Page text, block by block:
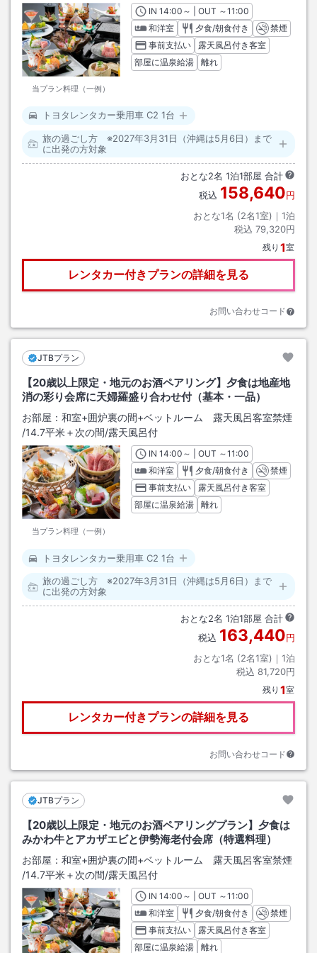
当プラン料理（一例）
INチェックイン
14:00 ～ | OUT チェックアウト
～11:00
和洋室
夕食/朝食付き
禁煙
事前支払い
露天風呂付き客室
部屋に温泉給湯
離れ
トヨタレンタカー乗用車 C2 1台
旅の過ごし方 ※2027年3月31日（沖縄は5月6日）まで
に出発の方対象
おとな2名 1泊1部屋 合計
税込 158,640円
おとな1名 (2名1室)｜ 1泊
税込 79,320円
残り 1室
レンタカー付きプランの詳細を見る
お問い合わせコード
JTBプラン
【20歳以上限定・地元のお酒ペアリング】夕食は地産地
消の彩り会席に天婦羅盛り合わせ付（基本・一品）
お部屋： 和室+囲炉裏の間+ベットルーム 露天風呂客室禁煙
/14.7平米＋次の間/露天風呂付
当プラン料理（一例）
INチェックイン
14:00 ～ | OUT チェックアウト
～11:00
和洋室
夕食/朝食付き
禁煙
事前支払い
露天風呂付き客室
部屋に温泉給湯
離れ
トヨタレンタカー乗用車 C2 1台
旅の過ごし方 ※2027年3月31日（沖縄は5月6日）まで
に出発の方対象
おとな2名 1泊1部屋 合計
税込 163,440円
おとな1名 (2名1室)｜ 1泊
税込 81,720円
残り 1室
レンタカー付きプランの詳細を見る
お問い合わせコード
JTBプラン
【20歳以上限定・地元のお酒ペアリングプラン】夕食は
みかわ牛とアカザエビと伊勢海老付会席（特選料理）
お部屋： 和室+囲炉裏の間+ベットルーム 露天風呂客室禁煙
/14.7平米＋次の間/露天風呂付
INチェックイン
14:00 ～ | OUT チェックアウト
～11:00
和洋室
夕食/朝食付き
禁煙
事前支払い
露天風呂付き客室
部屋に温泉給湯
離れ